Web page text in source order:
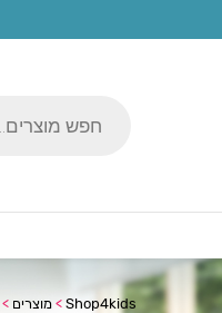
search
Shop4kids
> מוצרים >